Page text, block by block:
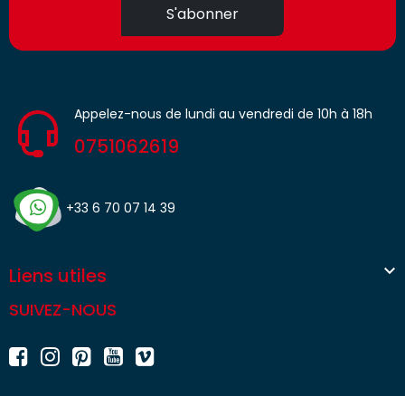
S'abonner
Appelez-nous de lundi au vendredi de 10h à 18h
0751062619
+33 6 70 07 14 39
Liens utiles 
SUIVEZ-NOUS